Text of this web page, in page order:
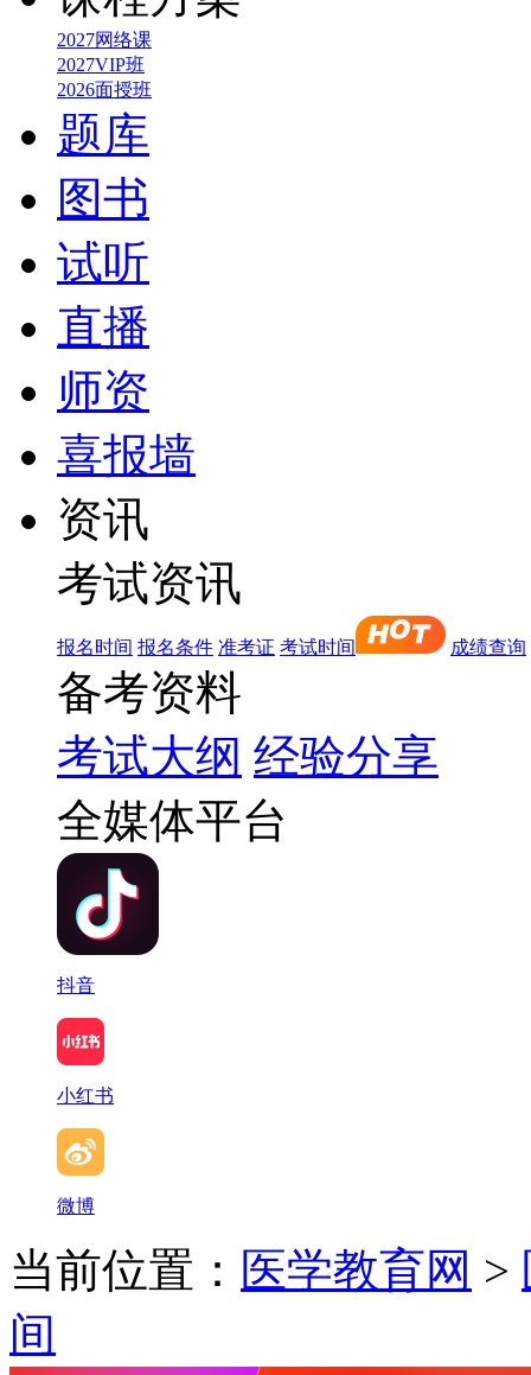
2027网络课
2027VIP班
2026面授班
题库
图书
试听
直播
师资
喜报墙
资讯
考试资讯
报名时间 报名条件 准考证 考试时间 成绩查询
备考资料
考试大纲 经验分享
全媒体平台
抖音
小红书
微博
当前位置： 医学教育网 >
间